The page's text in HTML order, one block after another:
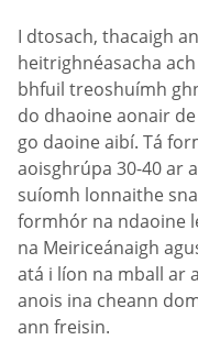
I dtosach, thacaigh
heitrighnéasacha
bhfuil treoshuímh
do dhaoine aonair
go daoine aibí. Tá
aoisghrúpa 30-40 ar
suíomh lonnaithe
formhór na ndaoine
na Meiriceánaigh
atá i líon na mball ar
anois ina cheann
ann freisin.